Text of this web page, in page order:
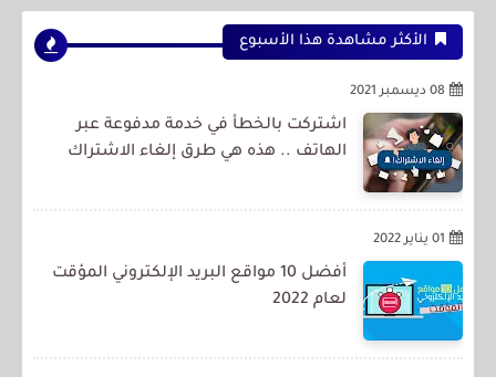
الأكثر مشاهدة هذا الأسبوع
08 ديسمبر 2021
اشتركت بالخطأ في خدمة مدفوعة عبر
الهاتف .. هذه هي طرق إلغاء الاشتراك
01 يناير 2022
أفضل 10 مواقع البريد الإلكتروني المؤقت
لعام 2022